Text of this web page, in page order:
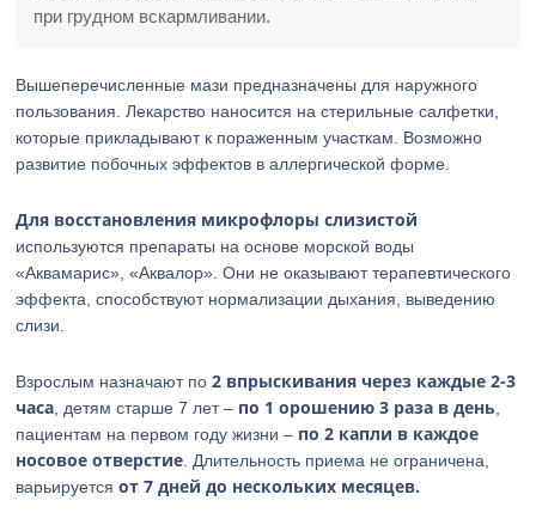
при грудном вскармливании.
Вышеперечисленные мази предназначены для наружного
пользования. Лекарство наносится на стерильные салфетки,
которые прикладывают к пораженным участкам. Возможно
развитие побочных эффектов в аллергической форме.
Для восстановления микрофлоры слизистой
используются препараты на основе морской воды
«Аквамарис», «Аквалор». Они не оказывают терапевтического
эффекта, способствуют нормализации дыхания, выведению
слизи.
Взрослым назначают по2 впрыскивания через каждые 2-3
часа , детям старше 7 лет – по 1 орошению 3 раза в день
пациентам на первом году жизни – по 2 капли в каждое
носовое отверстие . Длительность приема не ограничена,
варьируетсяот 7 дней до нескольких месяцев.